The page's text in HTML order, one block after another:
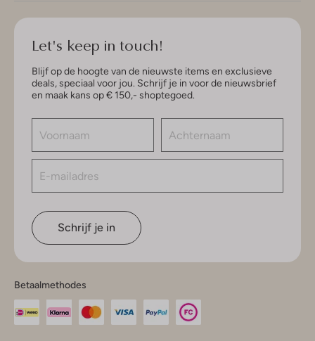
Let's keep in touch!
Blijf op de hoogte van de nieuwste items en exclusieve
deals, speciaal voor jou. Schrijf je in voor de nieuwsbrief
en maak kans op € 150,- shoptegoed.
Schrijf je in
Betaalmethodes